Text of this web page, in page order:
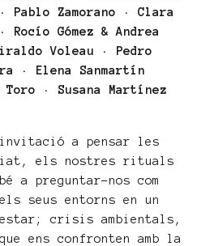
Pablo Zamorano · Clara
Gómez & Andrea
Voleau · Pedro
· Elena Sanmartín
· Susana Martínez
invitació a pensar les
els nostres rituals
a preguntar-nos com
seus entorns en un
crisis ambientals,
ens confronten amb la